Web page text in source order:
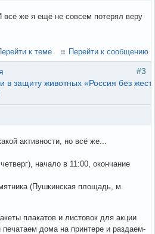
же я ещё не совсем потерял веру
к теме Перейти к сообщению
#3
в защиту животных «Россия без
активности, но всё же...
начало в 11:00, окончание
(Пушкинская площадь, м.
плакатов и листовок для акции
дома на принтере и раздаем-